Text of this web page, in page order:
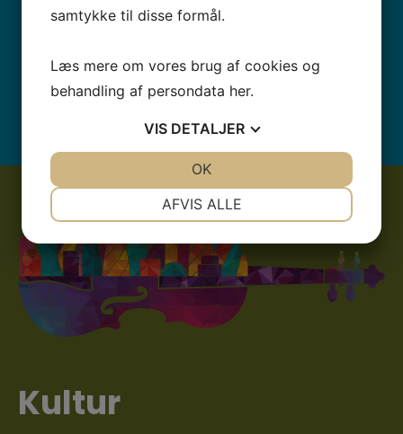
Løbeklub
Tennis
Volleyball
Kultur
samtykke til disse formål.
Læs mere om vores brug af cookies og
behandling af persondata her.
VIS DETALJER
MARKETING STATISTIK
AFVIS ALLE
OK